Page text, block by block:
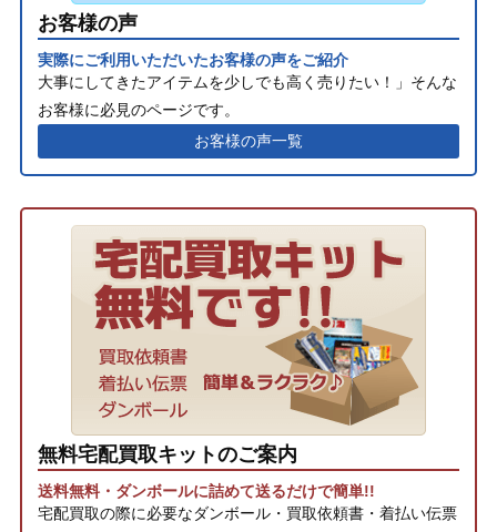
お客様の声
実際にご利用いただいたお客様の声をご紹介
大事にしてきたアイテムを少しでも高く売りたい！」そんな
お客様に必見のページです。
お客様の声一覧
無料宅配買取キットのご案内
送料無料・ダンボールに詰めて送るだけで簡単!!
宅配買取の際に必要なダンボール・買取依頼書・着払い伝票